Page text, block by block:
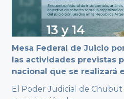
Mesa Federal de Juicio
las actividades previstas
nacional que se realizará
El Poder Judicial de Chubut